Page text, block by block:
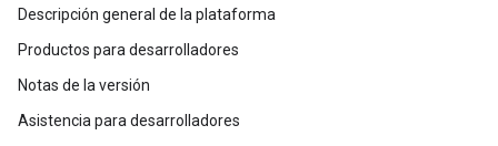
Descripción general de la plataforma
Productos para desarrolladores
Notas de la versión
Asistencia para desarrolladores